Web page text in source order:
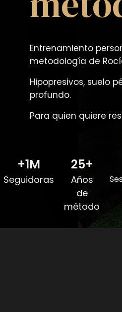
Entrenamiento
metodología de
Hipopresivos, suelo
profundo.
Para quien quiere
+1M
Seguidoras
25+
Años
de
método